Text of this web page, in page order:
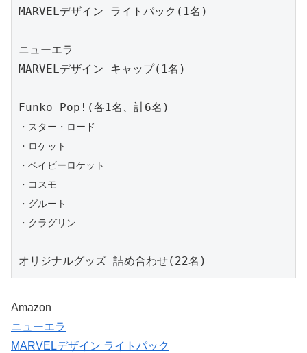
MARVELデザイン ライトパック(1名)
ニューエラ
MARVELデザイン キャップ(1名)
・スター・ロード
・ロケット
・ベイビーロケット
・コスモ
・グルート
・クラグリン
オリジナルグッズ 詰め合わせ(22名)
Amazon
ニューエラ
MARVELデザイン ライトパック